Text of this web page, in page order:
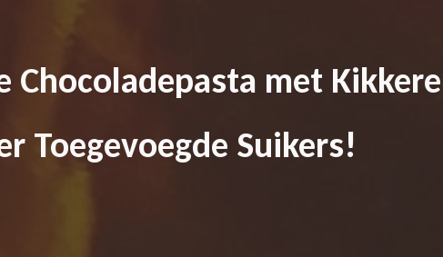
Chocoladepasta met
Toegevoegde Suikers!